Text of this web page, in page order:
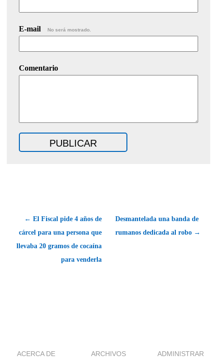
E-mail No será mostrado.
Comentario
← El Fiscal pide 4 años de
cárcel para una persona que
llevaba 20 gramos de cocaína
para venderla
Desmantelada una banda de
rumanos dedicada al robo →
ACERCA DE ARCHIVOS ADMINISTRAR